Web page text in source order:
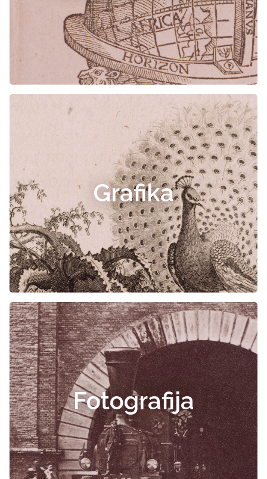
Grafika
Fotografija